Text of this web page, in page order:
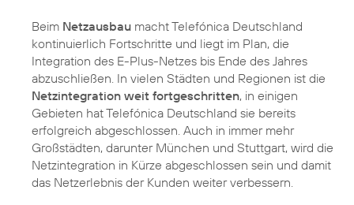
Beim Netzausbau macht Telefónica Deutschland
kontinuierlich Fortschritte und liegt im Plan, die
Integration des E-Plus-Netzes bis Ende des Jahres
abzuschließen. In vielen Städten und Regionen ist die
Netzintegration weit fortgeschritten, in einigen
Gebieten hat Telefónica Deutschland sie bereits
erfolgreich abgeschlossen. Auch in immer mehr
Großstädten, darunter München und Stuttgart, wird die
Netzintegration in Kürze abgeschlossen sein und damit
das Netzerlebnis der Kunden weiter verbessern.